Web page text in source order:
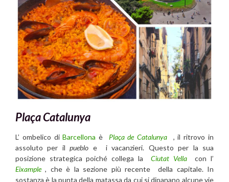
Plaça Catalunya
L’ ombelico diBarcellona è Plaça de Catalunya
, il ritrovo in
assoluto per ilpueblo e i vacanzieri. Questo per la sua
posizione strategica poiché collega laCiutat Vella
con l’
Eixample, che è la sezione più recente della capitale. In
sostanza è la punta della matassa da cui si dipanano alcune vie